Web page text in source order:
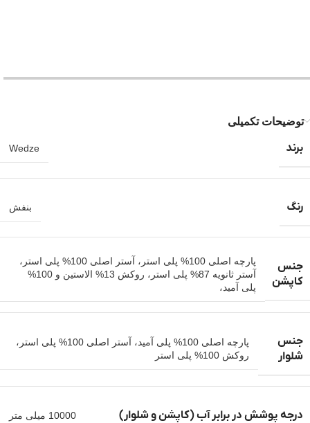
توضیحات تکمیلی
برند Wedze
رنگ بنفش
جنس
کاپشن
پارچه اصلی 100% پلی استر، آستر اصلی 100% پلی استر،
آستر ثانویه 87% پلی استر، روکش 13% الاستین و 100%
پلی آمید،
جنس
شلوار
پارچه اصلی 100% پلی آمید، آستر اصلی 100% پلی استر،
روکش 100% پلی استر
درجه پوشش در برابر آب (کاپشن و شلوار) 10000 میلی متر